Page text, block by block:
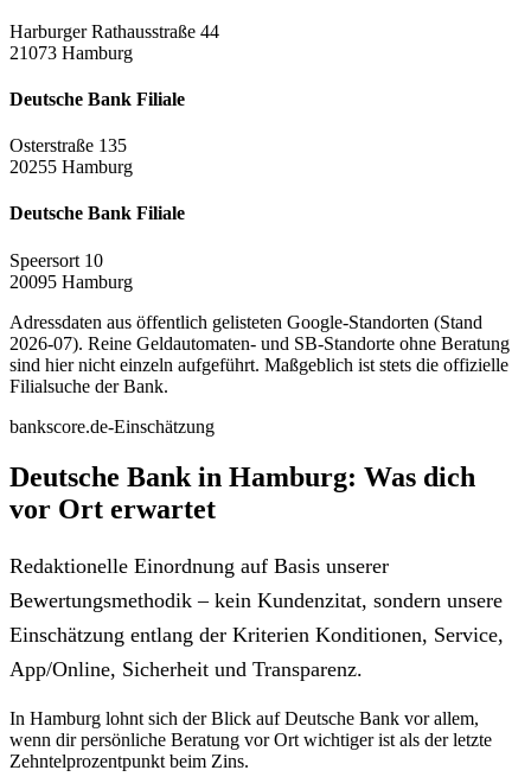
Harburger Rathausstraße 44
21073 Hamburg
Deutsche Bank Filiale
Osterstraße 135
20255 Hamburg
Deutsche Bank Filiale
Speersort 10
20095 Hamburg
Adressdaten aus öffentlich gelisteten Google-Standorten (Stand
2026-07). Reine Geldautomaten- und SB-Standorte ohne Beratung
sind hier nicht einzeln aufgeführt. Maßgeblich ist stets die offizielle
Filialsuche der Bank.
bankscore.de-Einschätzung
Deutsche Bank in Hamburg: Was dich
vor Ort erwartet
Redaktionelle Einordnung auf Basis unserer
Bewertungsmethodik – kein Kundenzitat, sondern unsere
Einschätzung entlang der Kriterien Konditionen, Service,
App/Online, Sicherheit und Transparenz.
In Hamburg lohnt sich der Blick auf Deutsche Bank vor allem,
wenn dir persönliche Beratung vor Ort wichtiger ist als der letzte
Zehntelprozentpunkt beim Zins.